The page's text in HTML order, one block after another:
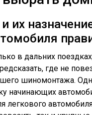
их
в дальних
где не
шиномонтажа.
начинающих
легкового